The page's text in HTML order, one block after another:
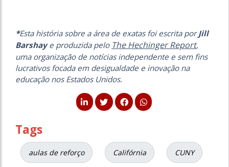
*Esta história sobre a área de exatas foi escrita porJill
Barshay e produzida pelo The Hechinger Report,
uma organização de notícias independente e sem fins
lucrativos focada em desigualdade e inovação na
educação nos Estados Unidos.
Tags
aulas de reforço Califórnia CUNY